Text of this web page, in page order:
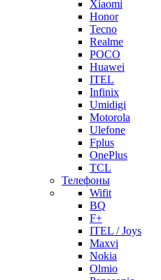
Xiaomi
Honor
Tecno
Realme
POCO
Huawei
ITEL
Infinix
Umidigi
Motorola
Ulefone
Fplus
OnePlus
TCL
Телефоны
Wifit
BQ
F+
ITEL / Joys
Maxvi
Nokia
Olmio